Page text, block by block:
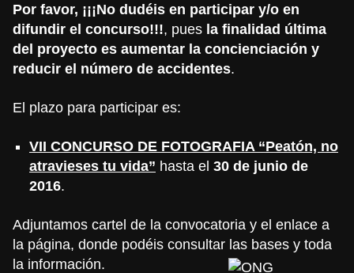
Por favor, ¡¡¡No dudéis en participar y/o en
difundir el concurso!!!, pues la finalidad última
del proyecto es aumentar la concienciación y
reducir el número de accidentes.
El plazo para participar es:
VII CONCURSO DE FOTOGRAFIA “Peatón, no
atravieses tu vida” hasta el 30 de junio de
2016.
Adjuntamos cartel de la convocatoria y el enlace a
la página, donde podéis consultar las bases y toda
la información.